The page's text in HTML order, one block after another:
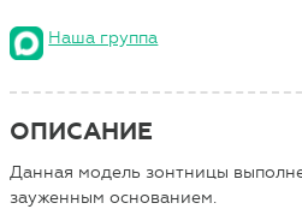
Наша группа
ОПИСАНИЕ
Данная модель зонтницы
зауженным основанием.